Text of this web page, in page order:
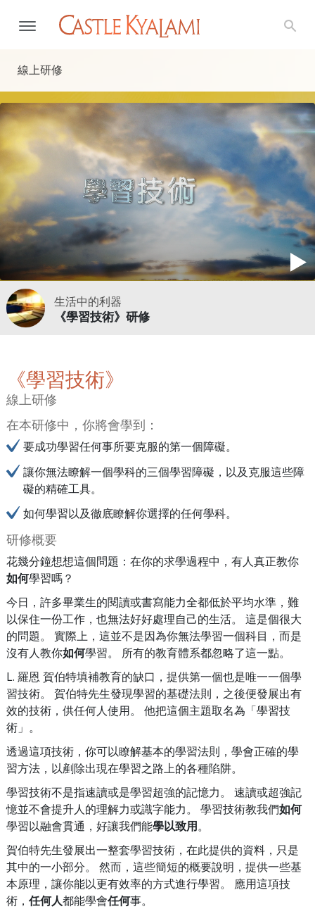
線上研修
生活中的利器
《學習技術》研修
《學習技術》
線上研修
在本研修中，你將會學到：
要成功學習任何事所要克服的第一個障礙。
讓你無法瞭解一個學科的三個學習障礙，以及克服這些障
礙的精確工具。
如何學習以及徹底瞭解你選擇的任何學科。
研修概要
花幾分鐘想想這個問題：在你的求學過程中，有人真正教你
如何學習嗎？
今日，許多畢業生的閱讀或書寫能力全都低於平均水準，難
以保住一份工作，也無法好好處理自己的生活。 這是個很大
的問題。 實際上，這並不是因為你無法學習一個科目，而是
沒有人教你如何學習。 所有的教育體系都忽略了這一點。
L. 羅恩 賀伯特填補教育的缺口，提供第一個也是唯一一個學
習技術。 賀伯特先生發現學習的基礎法則，之後便發展出有
效的技術，供任何人使用。 他把這個主題取名為「學習技
術」。
透過這項技術，你可以瞭解基本的學習法則，學會正確的學
習方法，以剷除出現在學習之路上的各種陷阱。
學習技術不是指速讀或是學習超強的記憶力。 速讀或超強記
憶並不會提升人的理解力或識字能力。 學習技術教我們如何
學習以融會貫通，好讓我們能學以致用。
賀伯特先生發展出一整套學習技術，在此提供的資料，只是
其中的一小部分。 然而，這些簡短的概要說明，提供一些基
本原理，讓你能以更有效率的方式進行學習。 應用這項技
術， 任何人都能學會任何事。